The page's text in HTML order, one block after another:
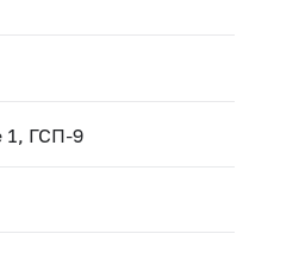
1, ГСП-9